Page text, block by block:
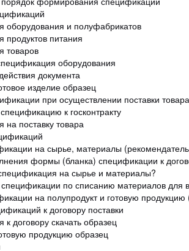
оборудования и полуфабрикатов
питания
товаров
оборудования
документа
изделие образец
при осуществлении поставки товара
к госконтракту
поставку товара
на сырье, материалы
формы (бланка) спецификации к
на сырье и материалы?
по списанию материалов для
на полупродукт и готовую продукцию
к договору поставки
договору скачать образец
продукцию образец